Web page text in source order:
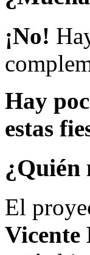
¡No!
Hay
estas
¿Quién
El